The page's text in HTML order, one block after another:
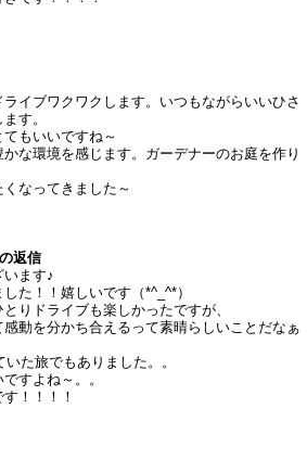
イブワクワクします。いつもながらいいひさ
す。
もいいですね～
な環境を感じます。ガーデナーのお庭を作り
なってきました～
返信
います♪
た！！嬉しいです（*^_^*）
りドライブも楽しかったですが、
動を分かち合えるって素晴らしいことだなぁ
た旅でもありました。。
すよね～。。
！！！！